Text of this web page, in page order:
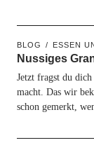
BLOG ESSEN
Nussiges
Jetzt fragst du
macht. Das wir
schon gemerkt,